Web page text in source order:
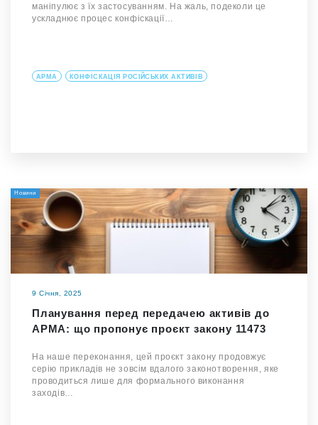
маніпулює з їх застосуванням. На жаль, подеколи це
ускладнює процес конфіскації…
АРМА КОНФІСКАЦІЯ РОСІЙСЬКИХ АКТИВІВ
Новини
9 Січня, 2025
Планування перед передачею активів до
АРМА: що пропонує проєкт закону 11473
На наше переконання, цей проєкт закону продовжує
серію прикладів не зовсім вдалого законотворення, яке
проводиться лише для формального виконання
заходів…